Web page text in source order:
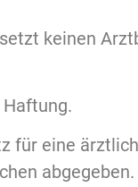
keinen
für eine